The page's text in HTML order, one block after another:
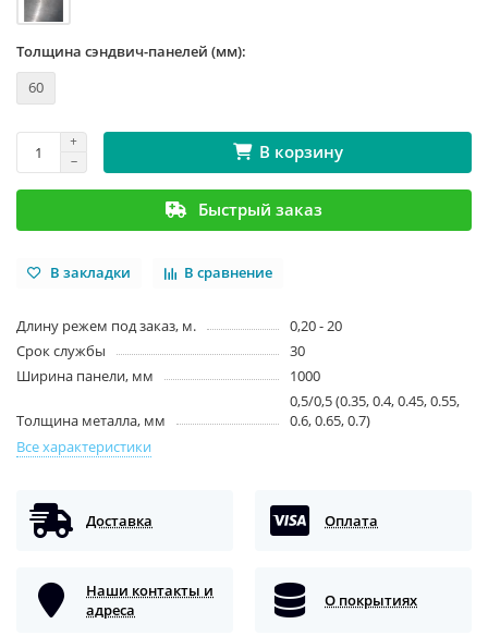
Толщина сэндвич-панелей (мм):
60
В корзину
Быстрый заказ
В закладки В сравнение
Длину режем под заказ, м.
0,20 - 20
Срок службы
30
Ширина панели, мм
1000
Толщина металла, мм
0,5/0,5 (0.35, 0.4, 0.45, 0.55,
0.6, 0.65, 0.7)
Все характеристики
Доставка Оплата
Наши контакты и
адреса
О покрытиях